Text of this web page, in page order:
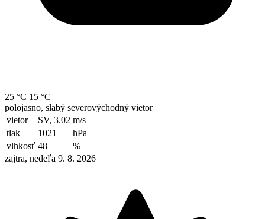
25 °C 15 °C
polojasno, slabý severovýchodný vietor
vietor
SV, 3.02 m/s
tlak
1021
hPa
vlhkosť 48
%
zajtra, nedeľa 9. 8. 2026